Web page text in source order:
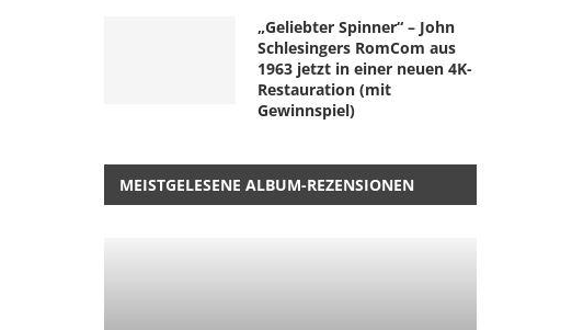
„Geliebter Spinner“ – John
Schlesingers RomCom aus
1963 jetzt in einer neuen 4K-
Restauration (mit
Gewinnspiel)
MEISTGELESENE ALBUM-REZENSIONEN